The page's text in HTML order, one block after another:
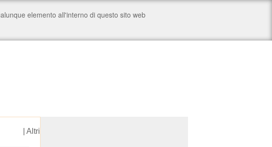
Altri